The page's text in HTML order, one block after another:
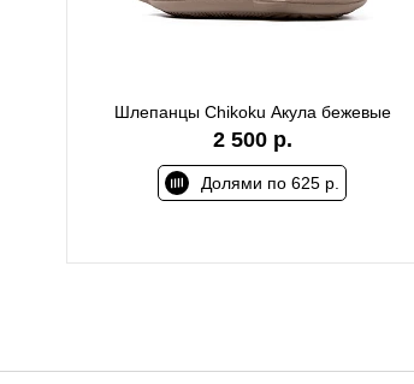
Шлепанцы Сhikoku Акула бежевые
2 500 р.
Долями по 625 р.